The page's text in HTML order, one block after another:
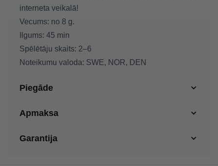
interneta veikalā!
Vecums: no 8 g.
Ilgums: 45 min
Spēlētāju skaits: 2–6
Noteikumu valoda: SWE, NOR, DEN
Piegāde
Apmaksa
Garantija